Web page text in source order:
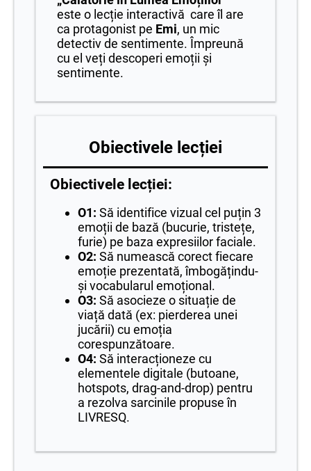
este o lecție interactivă care îl are
ca protagonist pe Emi, un mic
detectiv de sentimente. Împreună
cu el veți descoperi emoții și
sentimente.
Obiectivele lecției
Obiectivele lecției:
O1: Să identifice vizual cel puțin 3
emoții de bază (bucurie, tristețe,
furie) pe baza expresiilor faciale.
O2: Să numească corect fiecare
emoție prezentată, îmbogățindu-
și vocabularul emoțional.
O3: Să asocieze o situație de
viață dată (ex: pierderea unei
jucării) cu emoția
corespunzătoare.
O4: Să interacționeze cu
elementele digitale (butoane,
hotspots, drag-and-drop) pentru
a rezolva sarcinile propuse în
LIVRESQ.